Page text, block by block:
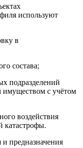
используют
в
состава;
подразделений
имуществом с учётом
воздействия
катастрофы.
предназначения